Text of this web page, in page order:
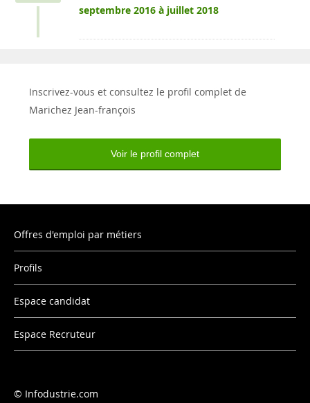
septembre 2016 à juillet 2018
Inscrivez-vous et consultez le profil complet de
Marichez Jean-françois
Voir le profil complet
Offres d'emploi par métiers
Profils
Espace candidat
Espace Recruteur
Infodustrie.com